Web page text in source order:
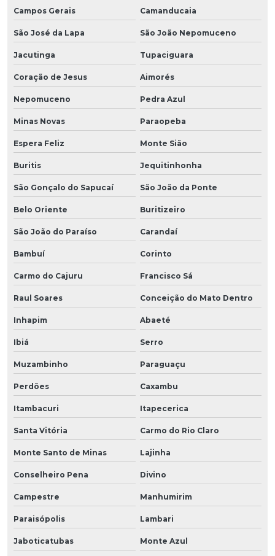
Campos Gerais Camanducaia
São José da Lapa São João Nepomuceno
Jacutinga Tupaciguara
Coração de Jesus Aimorés
Nepomuceno Pedra Azul
Minas Novas Paraopeba
Espera Feliz Monte Sião
Buritis Jequitinhonha
São Gonçalo do Sapucaí São João da Ponte
Belo Oriente Buritizeiro
São João do Paraíso Carandaí
Bambuí Corinto
Carmo do Cajuru Francisco Sá
Raul Soares Conceição do Mato Dentro
Inhapim Abaeté
Ibiá Serro
Muzambinho Paraguaçu
Perdões Caxambu
Itambacuri Itapecerica
Santa Vitória Carmo do Rio Claro
Monte Santo de Minas Lajinha
Conselheiro Pena Divino
Campestre Manhumirim
Paraisópolis Lambari
Jaboticatubas Monte Azul